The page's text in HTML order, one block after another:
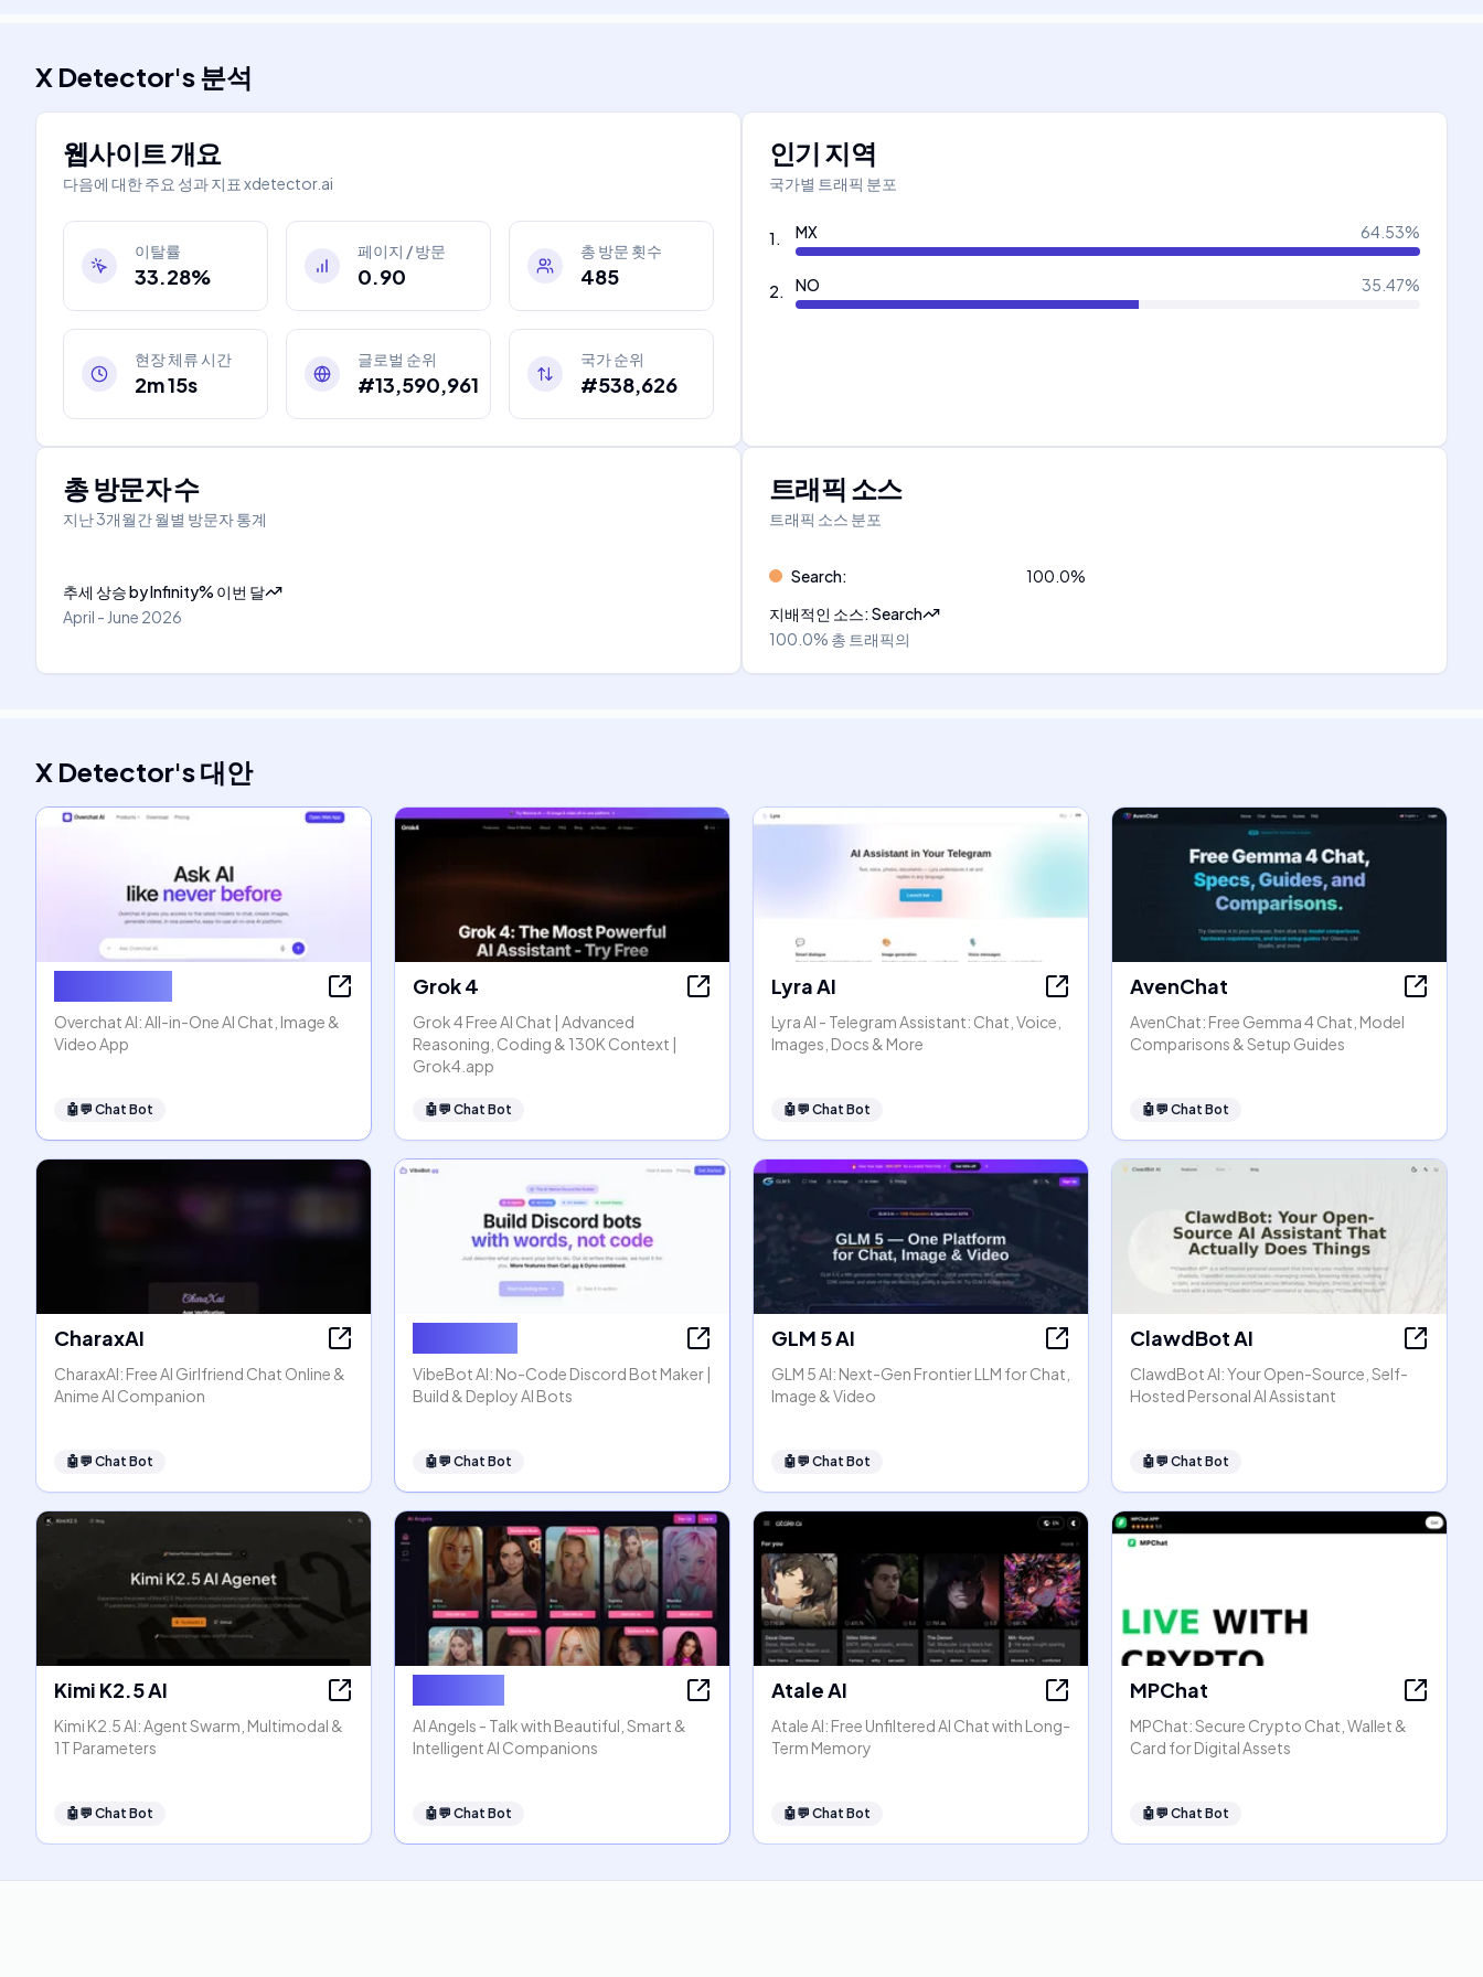
X Detector's분석
웹사이트 개요
다음에 대한 주요 성과 지표 xdetector.ai
이탈률
33.28%
페이지 / 방문
0.90
총 방문 횟수
485
현장 체류 시간
2m 15s
글로벌 순위
#13,590,961
국가 순위
#538,626
인기 지역
국가별 트래픽 분포
1. MX 64.53%
2. NO 35.47%
총 방문자 수
지난 3개월간 월별 방문자 통계
추세 상승byInfinity% 이번 달
April - June 2026
트래픽 소스
트래픽 소스 분포
Search: 100.0%
지배적인 소스:Search
100.0% 총 트래픽의
X Detector's대안
Overchat AI: All-in-One AI Chat, Image &
Video App
🤖💬 Chat Bot
Grok 4
Grok 4 Free AI Chat | Advanced
Reasoning, Coding & 130K Context |
Grok4.app
🤖💬 Chat Bot
Lyra AI
Lyra AI - Telegram Assistant: Chat, Voice,
Images, Docs & More
🤖💬 Chat Bot
AvenChat
AvenChat: Free Gemma 4 Chat, Model
Comparisons & Setup Guides
🤖💬 Chat Bot
CharaxAI
CharaxAI: Free AI Girlfriend Chat Online &
Anime AI Companion
🤖💬 Chat Bot
VibeBot AI: No-Code Discord Bot Maker |
Build & Deploy AI Bots
🤖💬 Chat Bot
GLM 5 AI
GLM 5 AI: Next-Gen Frontier LLM for Chat,
Image & Video
🤖💬 Chat Bot
ClawdBot AI
ClawdBot AI: Your Open-Source, Self-
Hosted Personal AI Assistant
🤖💬 Chat Bot
Kimi K2.5 AI
Kimi K2.5 AI: Agent Swarm, Multimodal &
1T Parameters
🤖💬 Chat Bot
AI Angels - Talk with Beautiful, Smart &
Intelligent AI Companions
🤖💬 Chat Bot
Atale AI
Atale AI: Free Unfiltered AI Chat with Long-
Term Memory
🤖💬 Chat Bot
MPChat
MPChat: Secure Crypto Chat, Wallet &
Card for Digital Assets
🤖💬 Chat Bot